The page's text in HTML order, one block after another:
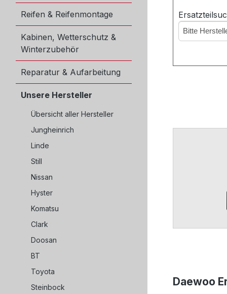
Reifen & Reifenmontage
Kabinen, Wetterschutz &
Winterzubehör
Reparatur & Aufarbeitung
Unsere Hersteller
Übersicht aller Hersteller
Jungheinrich
Linde
Still
Nissan
Hyster
Komatsu
Clark
Doosan
BT
Toyota
Steinbock
Bitte
Daewoo